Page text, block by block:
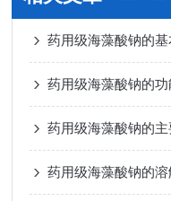
药用级海藻酸钠的
药用级海藻酸钠的
药用级海藻酸钠的主
药用级海藻酸钠的